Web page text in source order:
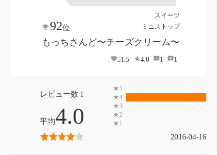
スイーツ
ミニストップ
92位
もっちさんど〜チーズクリーム〜
51.5 4.0 1 1
1
4.0
2016-04-16